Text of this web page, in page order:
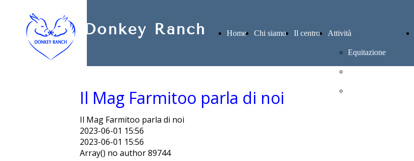
Donkey Ranch Home Chi siamo Il centro Attività
Equitazione
Il Mag Farmitoo parla di noi
Il Mag Farmitoo parla di noi
2023-06-01 15:56
2023-06-01 15:56
Array() no author 89744